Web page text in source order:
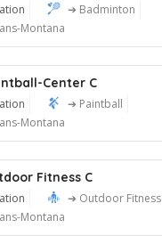
➔ Badminton
Montana
Center C
➔ Paintball
Montana
Fitness C
➔ Outdoor Fitness
Montana